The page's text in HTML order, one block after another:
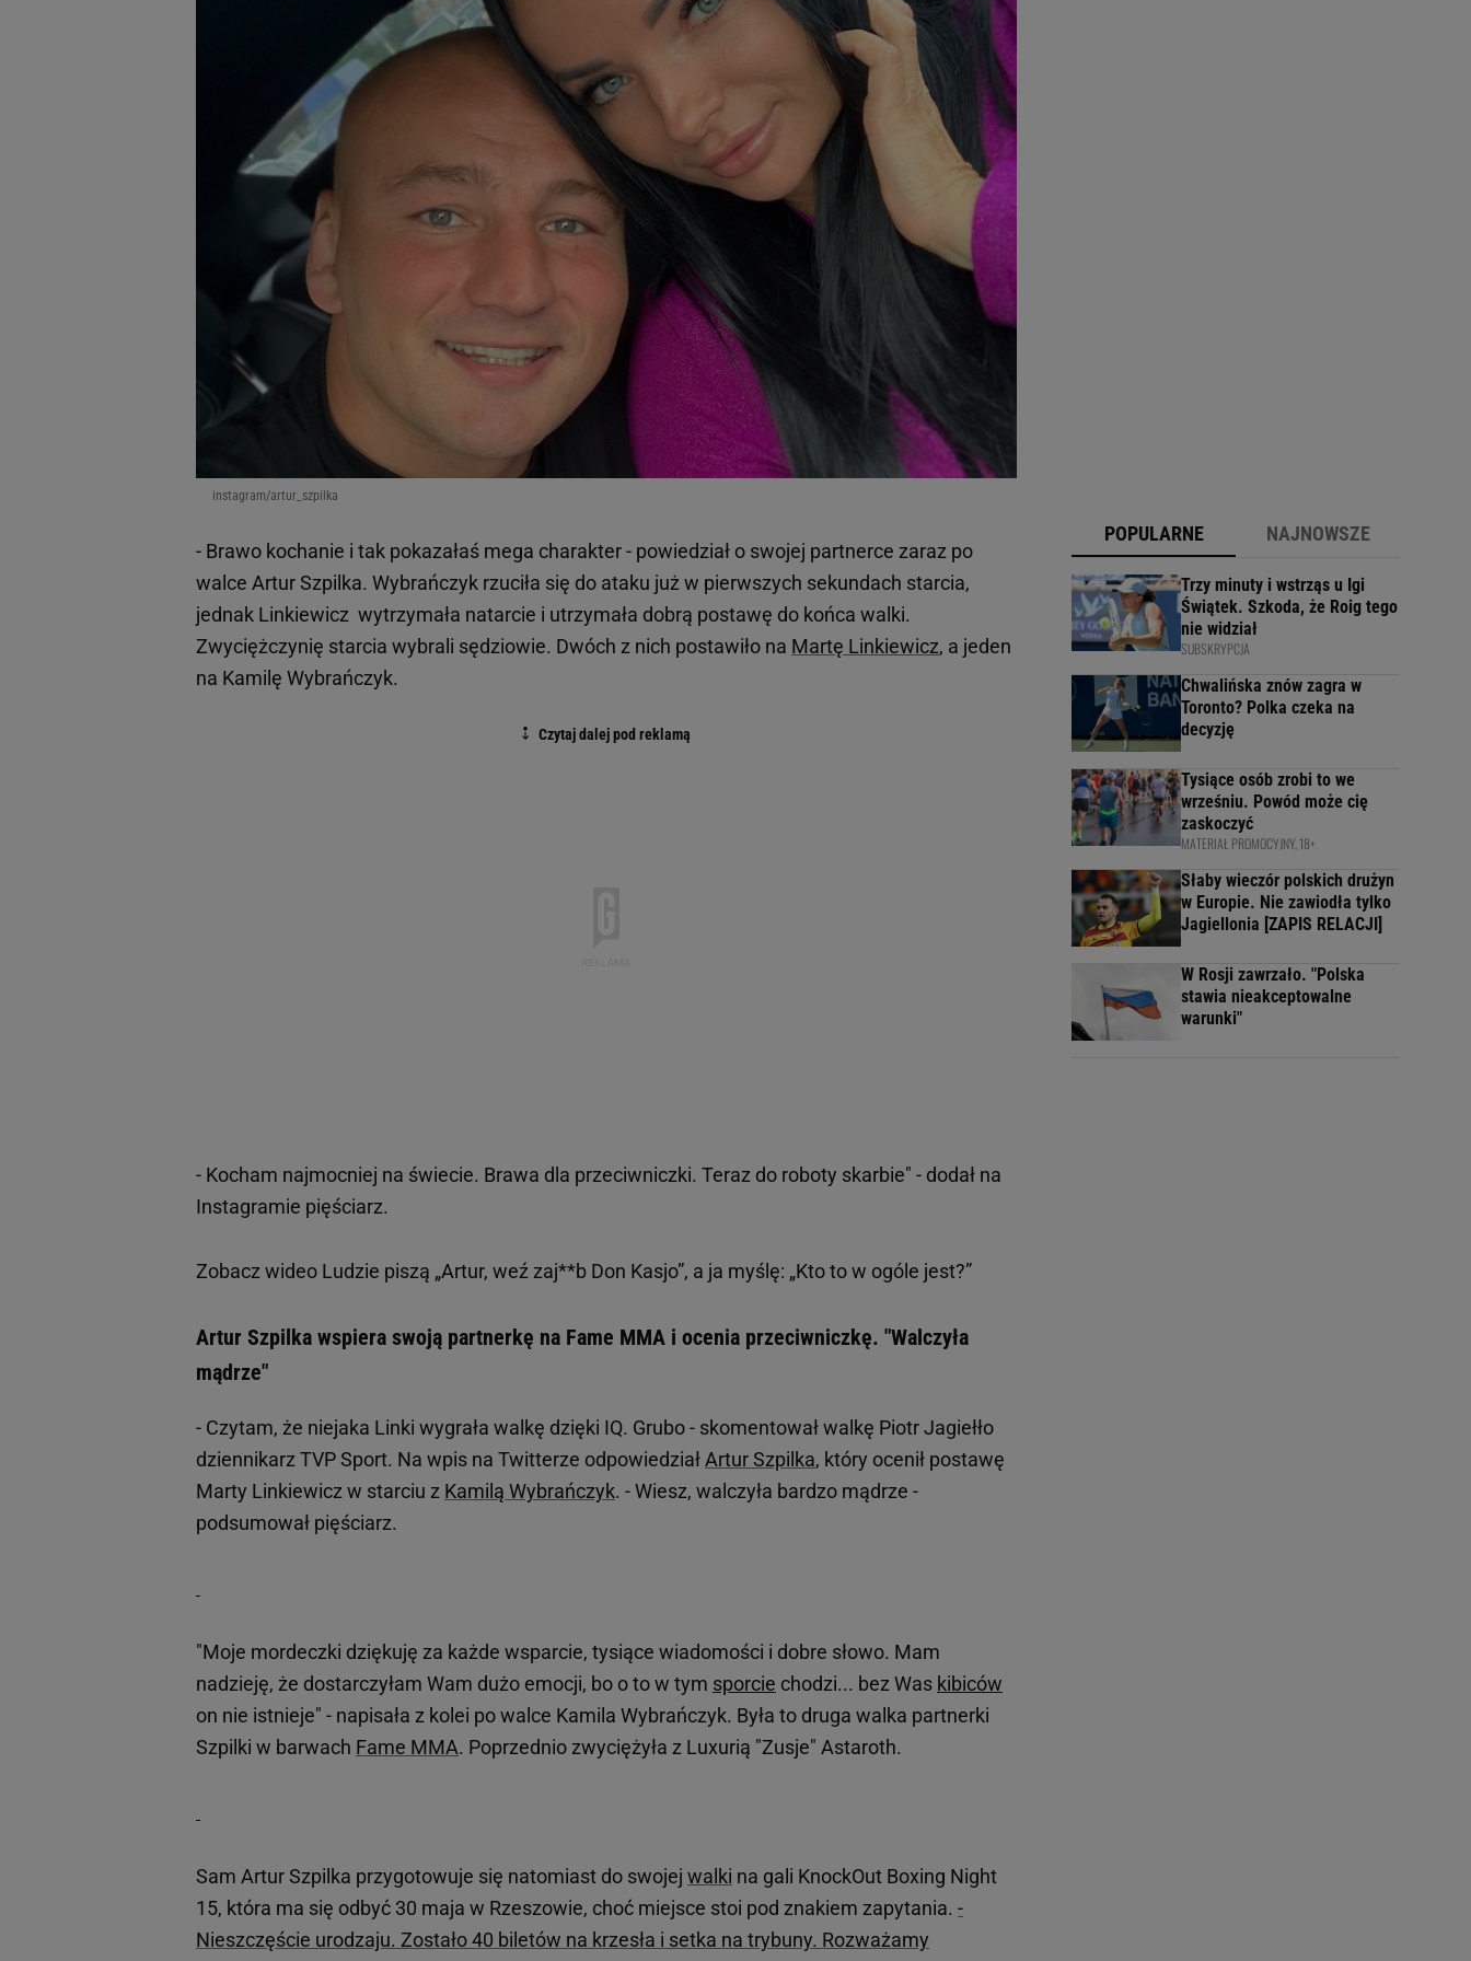
instagram/artur_szpilka
- Brawo kochanie i tak pokazałaś mega charakter - powiedział o swojej partnerce zaraz po
walce Artur Szpilka. Wybrańczyk rzuciła się do ataku już w pierwszych sekundach starcia,
jednak Linkiewicz wytrzymała natarcie i utrzymała dobrą postawę do końca walki.
Zwyciężczynię starcia wybrali sędziowie. Dwóch z nich postawiło na Martę Linkiewicz, a jeden
na Kamilę Wybrańczyk.
- Kocham najmocniej na świecie. Brawa dla przeciwniczki. Teraz do roboty skarbie" - dodał na
Instagramie pięściarz.
Zobacz wideo Ludzie piszą „Artur, weź zaj**b Don Kasjo”, a ja myślę: „Kto to w ogóle jest?”
Artur Szpilka wspiera swoją partnerkę na Fame MMA i ocenia przeciwniczkę. "Walczyła
mądrze"
- Czytam, że niejaka Linki wygrała walkę dzięki IQ. Grubo - skomentował walkę Piotr Jagiełło
dziennikarz TVP Sport. Na wpis na Twitterze odpowiedziałArtur Szpilka, który ocenił postawę
Marty Linkiewicz w starciu z Kamilą Wybrańczyk. - Wiesz, walczyła bardzo mądrze -
podsumował pięściarz.
"Moje mordeczki dziękuję za każde wsparcie, tysiące wiadomości i dobre słowo. Mam
nadzieję, że dostarczyłam Wam dużo emocji, bo o to w tym sporcie chodzi... bez Was kibiców
on nie istnieje" - napisała z kolei po walce Kamila Wybrańczyk. Była to druga walka partnerki
Szpilki w barwach Fame MMA. Poprzednio zwyciężyła z Luxurią "Zusje" Astaroth.
Sam Artur Szpilka przygotowuje się natomiast do swojej walki na gali KnockOut Boxing Night
15, która ma się odbyć 30 maja w Rzeszowie, choć miejsce stoi pod znakiem zapytania. -
Nieszczęście urodzaju. Zostało 40 biletów na krzesła i setka na trybuny. Rozważamy
POPULARNE NAJNOWSZE
Trzy minuty i wstrząs u Igi
Świątek. Szkoda, że Roig tego
nie widział
SUBSKRYPCJA
Chwalińska znów zagra w
Toronto? Polka czeka na
decyzję
Tysiące osób zrobi to we
wrześniu. Powód może cię
zaskoczyć
MATERIAŁ PROMOCYJNY, 18+
Słaby wieczór polskich drużyn
w Europie. Nie zawiodła tylko
Jagiellonia [ZAPIS RELACJI]
W Rosji zawrzało. "Polska
stawia nieakceptowalne
warunki"